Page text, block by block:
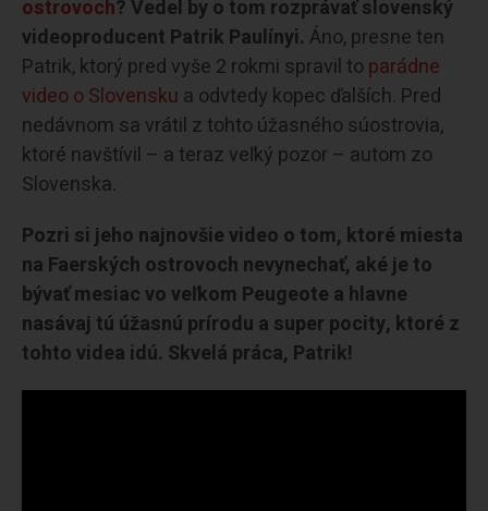
ostrovoch? Vedel by o tom rozprávať slovenský
videoproducent Patrik Paulínyi. Áno, presne ten
Patrik, ktorý pred vyše 2 rokmi spravil to parádne
video o Slovensku a odvtedy kopec ďalších. Pred
nedávnom sa vrátil z tohto úžasného súostrovia,
ktoré navštívil – a teraz veľký pozor – autom zo
Slovenska.
Pozri si jeho najnovšie video o tom, ktoré miesta
na Faerských ostrovoch nevynechať, aké je to
bývať mesiac vo veľkom Peugeote a hlavne
nasávaj tú úžasnú prírodu a super pocity, ktoré z
tohto videa idú. Skvelá práca, Patrik!